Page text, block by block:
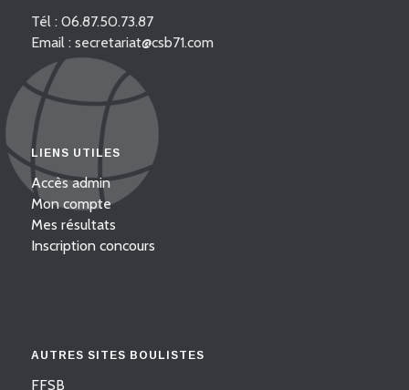
Tél : 06.87.50.73.87
Email : secretariat@csb71.com
LIENS UTILES
Accès admin
Mon compte
Mes résultats
Inscription concours
AUTRES SITES BOULISTES
FFSB